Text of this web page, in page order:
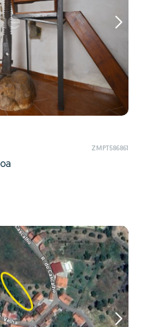
ZMPT586861